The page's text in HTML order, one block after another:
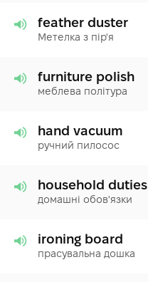
feather duster
Метелка з пір'я
furniture polish
меблева політура
hand vacuum
ручний пилосос
household duties
домашні обов'язки
ironing board
прасувальна дошка